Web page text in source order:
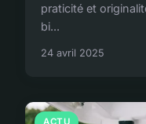
praticité et
bi...
24 avril 2025
ACTU